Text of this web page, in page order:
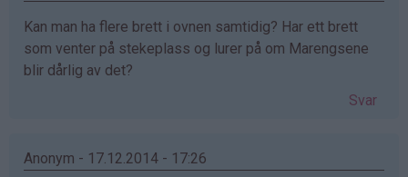
Kan man ha flere brett i ovnen samtidig? Har ett brett
som venter på stekeplass og lurer på om Marengsene
blir dårlig av det?
Svar
Anonym - 17.12.2014 - 17:26